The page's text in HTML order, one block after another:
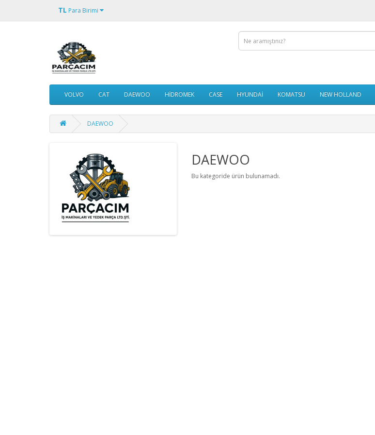
TL Para Birimi
VOLVO CAT DAEWOO HİDROMEK CASE HYUNDAİ KOMATSU NEW HOLLAND
DAEWOO
DAEWOO
Bu kategoride ürün bulunamadı.